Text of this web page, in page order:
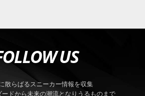
US
散らばるスニーカー情報を収集
ドから未来の潮流となりうるものまで